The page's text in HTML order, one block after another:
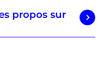
propos sur